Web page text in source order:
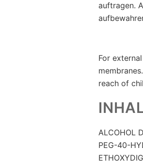
auftragen.
For
reach of
ALCOHOL
PEG-40-